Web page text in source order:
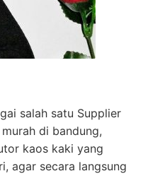
salah satu Supplier
di bandung,
kaos kaki yang
agar secara langsung